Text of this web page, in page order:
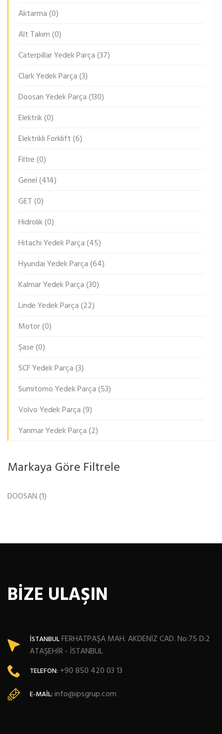
Aktarma(0)
Alt Takım(0)
Caterpillar Yedek Parça(37)
Clark Yedek Parça(3)
Doosan Yedek Parça(130)
Elektrik(0)
Elektrikli Forklift(6)
Filtre(0)
Genel(414)
GET(0)
Hidrolik(0)
Hitachi Yedek Parça(45)
Hyundai Yedek Parça(64)
Kalmar Yedek Parça(30)
Linde Yedek Parça(22)
Motor(0)
Şase(0)
SCF Yedek Parça(3)
Sumitomo Yedek Parça(53)
Volvo Yedek Parça(9)
Yanmar Yedek Parça(2)
Markaya Göre Filtrele
DOOSAN(1)
BİZE ULAŞIN
İSTANBULFERHATPAŞA MAH. AKDENİZ CAD. No:75 D:2
ATAŞEHİR - İSTANBUL
TELEFON: +90 850 420 03 13
E-MAIL: info@ipsgrup.com